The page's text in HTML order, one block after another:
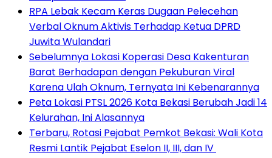
RPA Lebak Kecam Keras Dugaan Pelecehan
Verbal Oknum Aktivis Terhadap Ketua DPRD
Juwita Wulandari
Sebelumnya Lokasi Koperasi Desa Kakenturan
Barat Berhadapan dengan Pekuburan Viral
Karena Ulah Oknum, Ternyata Ini Kebenarannya
Peta Lokasi PTSL 2026 Kota Bekasi Berubah Jadi 14
Kelurahan, Ini Alasannya
‎Terbaru, Rotasi Pejabat Pemkot Bekasi: Wali Kota
Resmi Lantik Pejabat Eselon II, III, dan IV ‎